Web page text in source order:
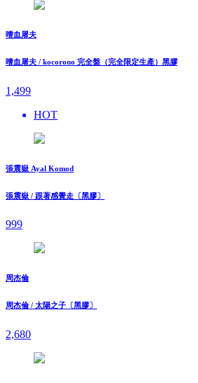
嗜血屠夫
嗜血屠夫 / kocorono 完全盤（完全限定生產）黑膠
1,499
HOT
張震嶽 Ayal Komod
張震嶽 / 跟著感覺走〔黑膠〕
999
周杰倫
周杰倫 / 太陽之子〔黑膠〕
2,680